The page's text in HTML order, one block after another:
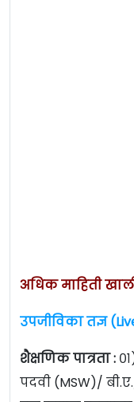
अधिक माहिती
उपजीविका तज्ञ
शैक्षणिक पात्रता :
पदवी (MSW)/